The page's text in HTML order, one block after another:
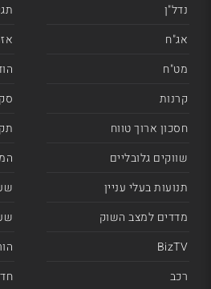
נדל"ן
אג"ח
מט"ח
קרנות
חסכון ארוך טווח
שווקים גלובליים
תנועות בעלי עניין
מדדים למצב השוק
BizTV
רכב